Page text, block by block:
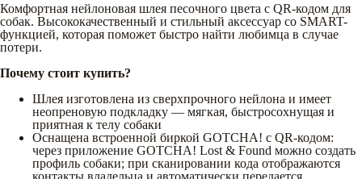
Комфортная нейлоновая шлея песочного цвета с QR-кодом для
собак. Высококачественный и стильный аксессуар со SMART-
функцией, которая поможет быстро найти любимца в случае
потери.
Почему стоит купить?
Шлея изготовлена из сверхпрочного нейлона и имеет
неопреновую подкладку — мягкая, быстросохнущая и
приятная к телу собаки
Оснащена встроенной биркой GOTCHA! с QR-кодом:
через приложение GOTCHA! Lost & Found можно создать
профиль собаки; при сканировании кода отображаются
контакты владельца и автоматически передается